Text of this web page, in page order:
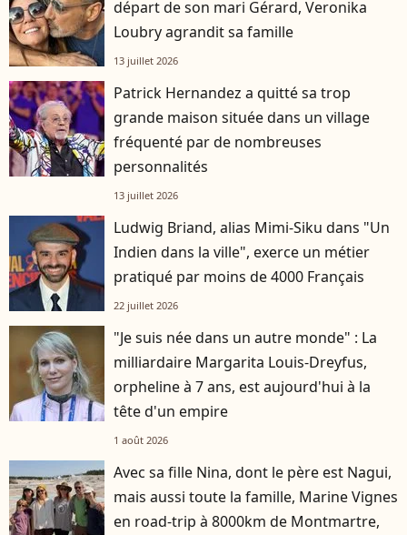
départ de son mari Gérard, Veronika
Loubry agrandit sa famille
13 juillet 2026
Patrick Hernandez a quitté sa trop
grande maison située dans un village
fréquenté par de nombreuses
personnalités
13 juillet 2026
Ludwig Briand, alias Mimi-Siku dans "Un
Indien dans la ville", exerce un métier
pratiqué par moins de 4000 Français
22 juillet 2026
"Je suis née dans un autre monde" : La
milliardaire Margarita Louis-Dreyfus,
orpheline à 7 ans, est aujourd'hui à la
tête d'un empire
1 août 2026
Avec sa fille Nina, dont le père est Nagui,
mais aussi toute la famille, Marine Vignes
en road-trip à 8000km de Montmartre,